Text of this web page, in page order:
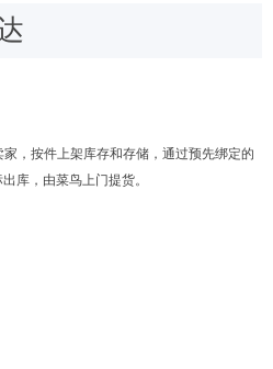
家，按件上架库存和存储，通过预先绑定的
库，由菜鸟上门提货。